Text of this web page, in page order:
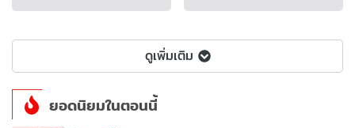
ดูเพิ่มเติม
ยอดนิยมในตอนนี้